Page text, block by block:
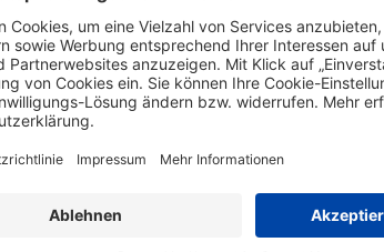
und Stuttgart, 10 Minuten vor der Stadtgrenze
Camper Vans, oder den puren Luxus. Ob